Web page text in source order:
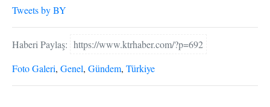
Tweets by BY
Haberi Paylaş: https://www.ktrhaber.com/?p=692
Foto Galeri, Genel, Gündem, Türkiye